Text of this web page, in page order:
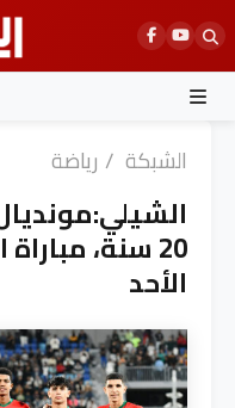
Skip
to
content
الشبكة / رياضة
20 سنة،
الأحد